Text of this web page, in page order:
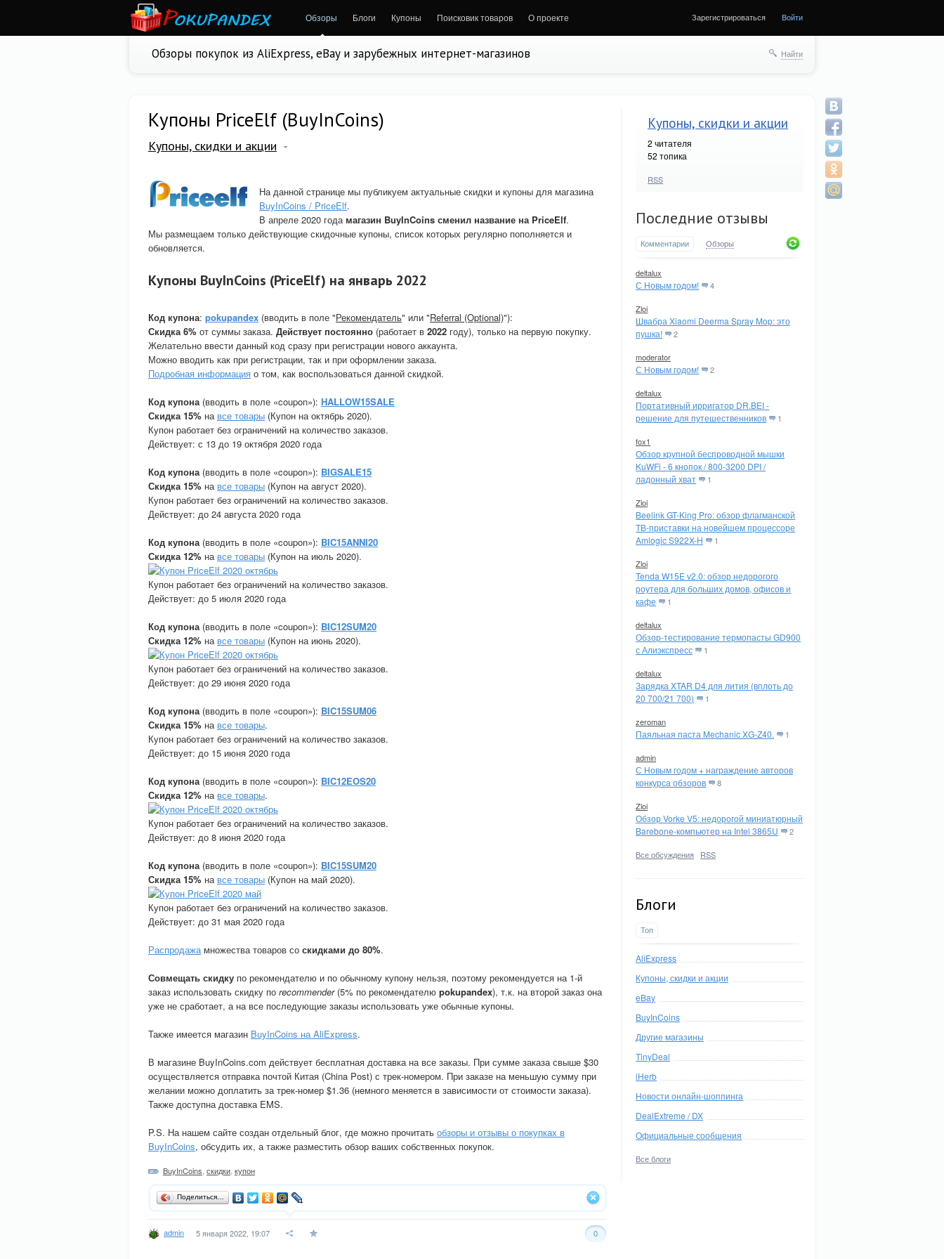
Обзоры Блоги Купоны Поисковик товаров О проекте Зарегистрироваться Войти
Обзоры покупок из AliExpress, eBay и зарубежных интернет-магазинов Найти
Купоны PriceElf (BuyInCoins)
Купоны, скидки и акции
На данной странице мы публикуем актуальные скидки и купоны для магазина
BuyInCoins / PriceElf.
В апреле 2020 года магазин BuyInCoins сменил название на PriceElf.
Мы размещаем только действующие скидочные купоны, список которых регулярно пополняется и
обновляется.
Купоны BuyInCoins (PriceElf) на январь 2022
Код купона: pokupandex (вводить в поле "Рекомендатель" или "Referral (Optional)"):
Скидка 6% от суммы заказа. Действует постоянно (работает в 2022 году), только на первую покупку.
Желательно ввести данный код сразу при регистрации нового аккаунта.
Можно вводить как при регистрации, так и при оформлении заказа.
Подробная информация о том, как воспользоваться данной скидкой.
Код купона(вводить в поле «coupon»): HALLOW15SALE
Скидка 15% на все товары (Купон на октябрь 2020).
Купон работает без ограничений на количество заказов.
Действует: с 13 до 19 октября 2020 года
Код купона(вводить в поле «coupon»): BIGSALE15
Скидка 15% на все товары (Купон на август 2020).
Купон работает без ограничений на количество заказов.
Действует: до 24 августа 2020 года
Код купона(вводить в поле «coupon»): BIC15ANNI20
Скидка 12% на все товары (Купон на июль 2020).
Купон работает без ограничений на количество заказов.
Действует: до 5 июля 2020 года
Код купона(вводить в поле «coupon»): BIC12SUM20
Скидка 12% на все товары (Купон на июнь 2020).
Купон работает без ограничений на количество заказов.
Действует: до 29 июня 2020 года
Код купона(вводить в поле «coupon»): BIC15SUM06
Скидка 15% на все товары.
Купон работает без ограничений на количество заказов.
Действует: до 15 июня 2020 года
Код купона(вводить в поле «coupon»): BIC12EOS20
Скидка 12% на все товары.
Купон работает без ограничений на количество заказов.
Действует: до 8 июня 2020 года
Код купона(вводить в поле «coupon»): BIC15SUM20
Скидка 15% на все товары (Купон на май 2020).
Купон работает без ограничений на количество заказов.
Действует: до 31 мая 2020 года
Распродажамножества товаров со скидками до 80%.
Совмещать скидку по рекомендателю и по обычному купону нельзя, поэтому рекомендуется на 1-й
заказ использовать скидку по recommender(5% по рекомендателю pokupandex), т.к. на второй заказ она
уже не сработает, а на все последующие заказы использовать уже обычные купоны.
Также имеется магазин BuyInCoins на AliExpress.
В магазине BuyInCoins.com действует бесплатная доставка на все заказы. При сумме заказа свыше $30
осуществляется отправка почтой Китая (China Post) с трек-номером. При заказе на меньшую сумму при
желании можно доплатить за трек-номер $1.36 (немного меняется в зависимости от стоимости заказа).
Также доступна доставка EMS.
P.S. На нашем сайте создан отдельный блог, где можно прочитать обзоры и отзывы о покупках в
BuyInCoins, обсудить их, а также разместить обзор ваших собственных покупок.
BuyInCoins скидки купон
Поделиться…
admin 5 января 2022, 19:07 0
Купоны, скидки и акции
2 читателя
52 топика
RSS
Последние отзывы
Комментарии Обзоры
deltalux
С Новым годом! 4
Zloi
Швабра Xiaomi Deerma Spray Mop: это
пушка!
2
moderator
С Новым годом! 2
deltalux
Портативный ирригатор DR.BEI -
решение для путешественников
1
fox1
Обзор крупной беспроводной мышки
KuWFi - 6 кнопок / 800-3200 DPI /
ладонный хват
1
Zloi
Beelink GT-King Pro: обзор флагманской
ТВ-приставки на новейшем процессоре
Amlogic S922X-H
1
Zloi
Tenda W15E v2.0: обзор недорогого
роутера для больших домов, офисов и
кафе
1
deltalux
Обзор-тестирование термопасты GD900
с Алиэкспресс
1
deltalux
Зарядка XTAR D4 для лития (вплоть до
20 700/21 700)
1
zeroman
Паяльная паста Mechanic XG-Z40. 1
admin
С Новым годом + награждение авторов
конкурса обзоров
8
Zloi
Обзор Vorke V5: недорогой миниатюрный
Barebone-компьютер на Intel 3865U
2
Все обсуждения · RSS
Блоги
Топ
AliExpress
Купоны, скидки и акции
eBay
BuyInCoins
Другие магазины
TinyDeal
iHerb
Новости онлайн-шоппинга
DealExtreme / DX
Официальные сообщения
Все блоги